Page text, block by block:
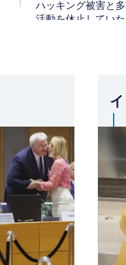
ハッキング被害と
活動を休止していた